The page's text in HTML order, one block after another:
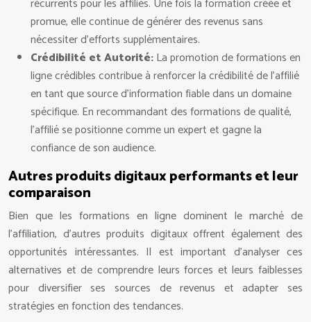
promue, elle continue de générer des revenus sans
nécessiter d’efforts supplémentaires.
Crédibilité et Autorité:La promotion de formations en
ligne crédibles contribue à renforcer la crédibilité de l’affilié
en tant que source d’information fiable dans un domaine
spécifique. En recommandant des formations de qualité,
l’affilié se positionne comme un expert et gagne la
confiance de son audience.
Autres produits digitaux performants et leur
comparaison
Bien que les formations en ligne dominent le marché de
l’affiliation, d’autres produits digitaux offrent également des
opportunités intéressantes. Il est important d’analyser ces
alternatives et de comprendre leurs forces et leurs faiblesses
pour diversifier ses sources de revenus et adapter ses
stratégies en fonction des tendances.